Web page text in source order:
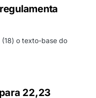
(18) o texto-base do
22,23